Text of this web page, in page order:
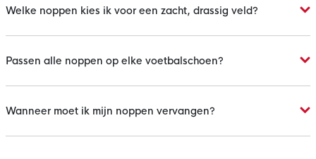
Welke noppen kies ik voor een zacht, drassig veld?
Passen alle noppen op elke voetbalschoen?
Wanneer moet ik mijn noppen vervangen?